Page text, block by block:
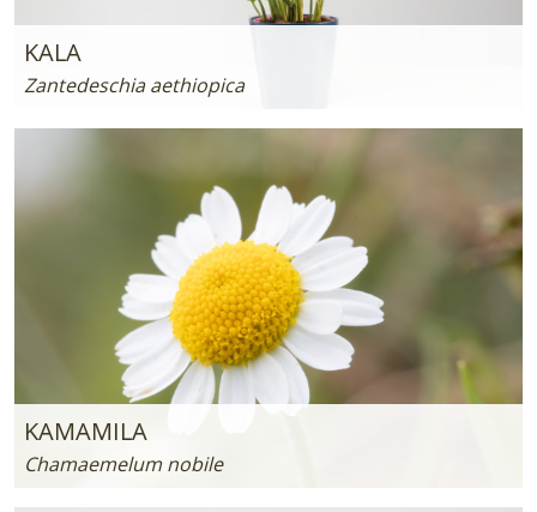
KALA
Zantedeschia aethiopica
KAMAMILA
Chamaemelum nobile